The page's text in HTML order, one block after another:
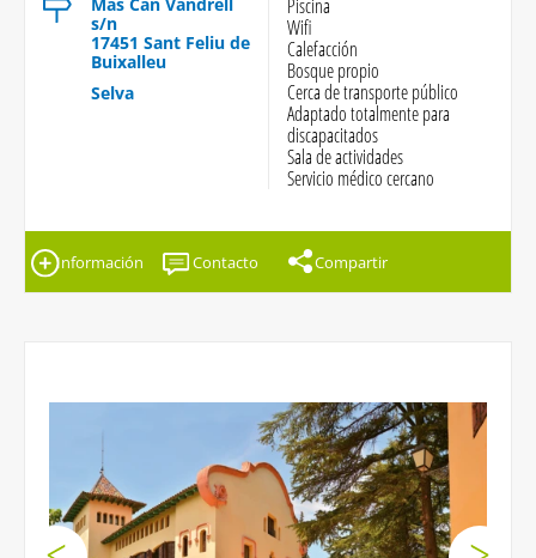
s/n
17451 Sant Feliu de
Buixalleu
Selva
Piscina
Wifi
Calefacción
Bosque propio
Cerca de transporte público
Adaptado totalmente para
discapacitados
Sala de actividades
Servicio médico cercano
Información Contacto Compartir